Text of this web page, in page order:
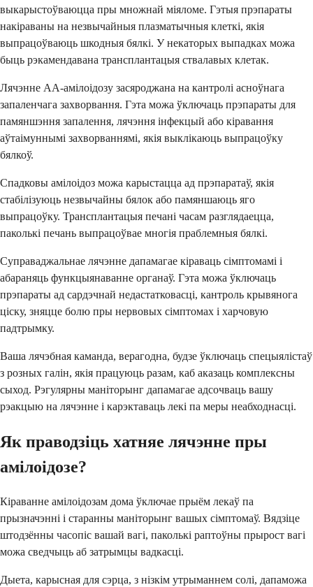
выкарыстоўваюцца пры множнай міяломе. Гэтыя прэпараты
накіраваны на незвычайныя плазматычныя клеткі, якія
выпрацоўваюць шкодныя бялкі. У некаторых выпадках можа
быць рэкамендавана трансплантацыя ствалавых клетак.
Лячэнне AA-амілоідозу засяроджана на кантролі асноўнага
запаленчага захворвання. Гэта можа ўключаць прэпараты для
памяншэння запалення, лячэння інфекцый або кіравання
аўтаімуннымі захворваннямі, якія выклікаюць выпрацоўку
бялкоў.
Спадковы амілоідоз можа карыстацца ад прэпаратаў, якія
стабілізуюць незвычайны бялок або памяншаюць яго
выпрацоўку. Трансплантацыя печані часам разглядаецца,
паколькі печань выпрацоўвае многія праблемныя бялкі.
Суправаджальнае лячэнне дапамагае кіраваць сімптомамі і
абараняць функцыянаванне органаў. Гэта можа ўключаць
прэпараты ад сардэчнай недастатковасці, кантроль крывянога
ціску, зняцце болю пры нервовых сімптомах і харчовую
падтрымку.
Ваша лячэбная каманда, верагодна, будзе ўключаць спецыялістаў
з розных галін, якія працуюць разам, каб аказаць комплексны
сыход. Рэгулярны маніторынг дапамагае адсочваць вашу
рэакцыю на лячэнне і карэктаваць лекі па меры неабходнасці.
Як праводзіць хатняе лячэнне пры
амілоідозе?
Кіраванне амілоідозам дома ўключае прыём лекаў па
прызначэнні і старанны маніторынг вашых сімптомаў. Вядзіце
штодзённы часопіс вашай вагі, паколькі раптоўны прырост вагі
можа сведчыць аб затрымцы вадкасці.
Дыета, карысная для сэрца, з нізкім утрыманнем солі, дапаможа